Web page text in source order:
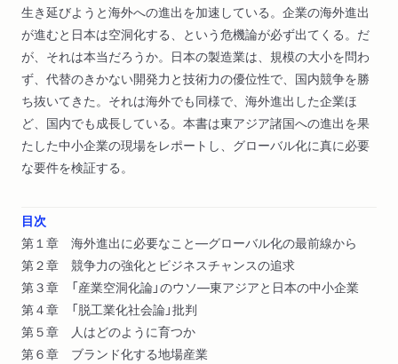
生き延びようと海外への進出を加速している。企業の海外進出
が進むと日本は空洞化する、という危機論が必ず出てくる。だ
が、それは本当だろうか。日本の製造業は、規模の大小を問わ
ず、代替のきかない開発力と技術力の優位性で、国内競争を勝
ち抜いてきた。それは海外でも同様で、海外進出した企業ほ
ど、国内でも成長している。本書は東アジア諸国への進出を果
たした中小企業の現場をレポートし、グローバル化に真に必要
な要件を検証する。
目次
第１章 海外進出に必要なこと―グローバル化の最前線から
第２章 競争力の強化とビジネスチャンスの追求
第３章 「産業空洞化論」のウソ―東アジアと日本の中小企業
第４章 「脱工業化社会論」批判
第５章 人はどのように育つか
第６章 ブランド化する地場産業